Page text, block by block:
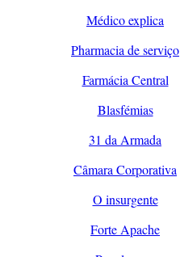
Médico explica
Pharmacia de serviço
Farmácia Central
Blasfémias
31 da Armada
Câmara Corporativa
O insurgente
Forte Apache